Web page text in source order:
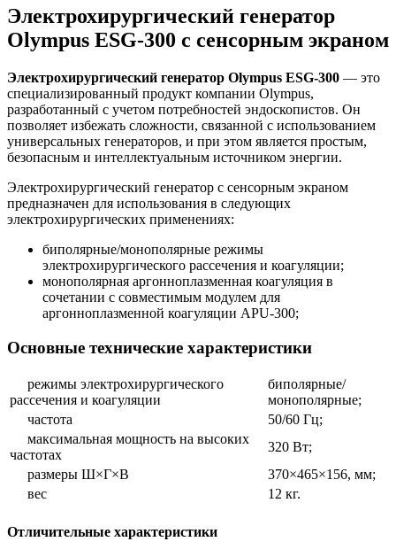
Электрохирургический генератор
Olympus ESG-300 с сенсорным экраном
Электрохирургический генератор Olympus ESG-300 — это
специализированный продукт компании Olympus,
разработанный с учетом потребностей эндоскопистов. Он
позволяет избежать сложности, связанной с использованием
универсальных генераторов, и при этом является простым,
безопасным и интеллектуальным источником энергии.
Электрохирургический генератор с сенсорным экраном
предназначен для использования в следующих
электрохирургических применениях:
биполярные/монополярные режимы
электрохирургического рассечения и коагуляции;
монополярная аргонноплазменная коагуляция в
сочетании с совместимым модулем для
аргонноплазменной коагуляции APU‑300;
Основные технические характеристики
режимы электрохирургического
рассечения и коагуляции
биполярные/
монополярные;
частота
50/60 Гц;
максимальная мощность на высоких
частотах
320 Вт;
размеры Ш×Г×В
370×465×156, мм;
вес
12 кг.
Отличительные характеристики